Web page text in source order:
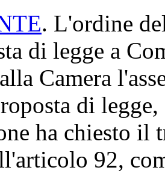
. L'ordine
di legge a
Camera
di
ha chiesto il
92,